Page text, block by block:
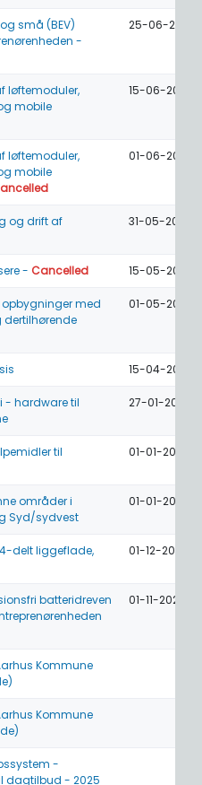
små (BEV)
-
25-06-2026
løftemoduler,
mobile
15-06-2026
løftemoduler,
mobile
01-06-2026
og drift af
31-05-2026
- Cancelled 15-05-2026
opbygninger med
dertilhørende
01-05-2026
15-04-2026
- hardware til
27-01-2026
til
01-01-2026
områder i
Syd/sydvest
01-01-2026
delt liggeflade,
01-12-2025
batteridreven
01-11-2025
Kommune
Kommune
-
dagtilbud - 2025